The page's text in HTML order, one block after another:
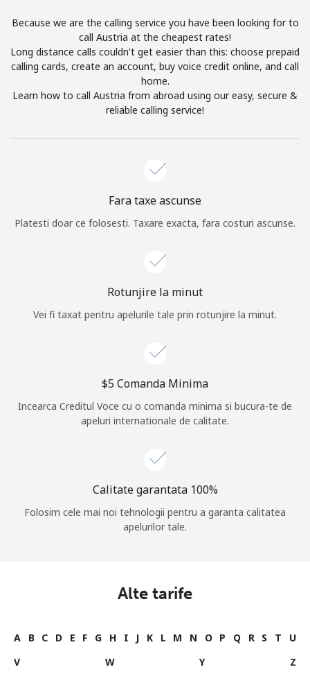
Log in
sau
Continua cu
Because we are the calling service you have been looking for to
call Austria at the cheapest rates!
Long distance calls couldn't get easier than this: choose prepaid
calling cards, create an account, buy voice credit online, and call
home.
Learn how to call Austria from abroad using our easy, secure &
reliable calling service!
Fara taxe ascunse
Platesti doar ce folosesti. Taxare exacta, fara costuri ascunse.
Rotunjire la minut
Vei fi taxat pentru apelurile tale prin rotunjire la minut.
⁦$5⁩ Comanda Minima
Incearca Creditul Voce cu o comanda minima si bucura-te de
apeluri internationale de calitate.
Calitate garantata 100%
Folosim cele mai noi tehnologii pentru a garanta calitatea
apelurilor tale.
Alte tarife
A B C D E F G H I J K L M N O P Q R S T
U
V
W Y Z